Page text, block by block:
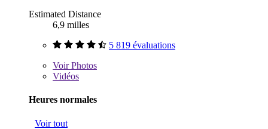
Estimated Distance
6,9 milles
5 819 évaluations
VoirPhotos
Vidéos
Heures normales
Voir tout